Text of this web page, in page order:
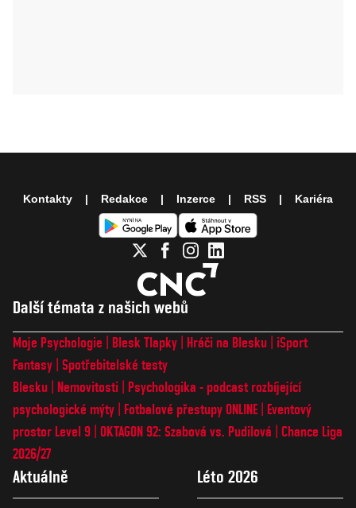
Další témata z našich webů
Moje Psychologie Blesk Tlapky Hráči na Blesku
iSport
Fantasy Spotřebitelské testy
Blesku
Nemovitosti
Psychologika - podcast rozbíjející
psychologické mýty
Fotbalové přestupy ONLINE
Eventový
prostor Level 9 OKTAGON 92: Szabová vs. Pudilová
Chance Liga
2026/27
Aktuálně Léto 2026
Kontakty Redakce Inzerce RSS Kariéra